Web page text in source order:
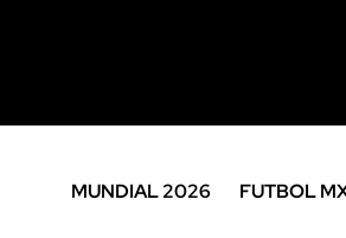
MUNDIAL 2026 FUTBOL